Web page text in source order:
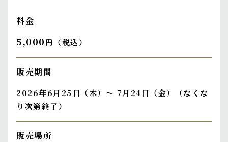
料金
5,000円（税込）
販売期間
2026年6月25日（木）～ 7月24日（金）（なくな
り次第終了）
販売場所